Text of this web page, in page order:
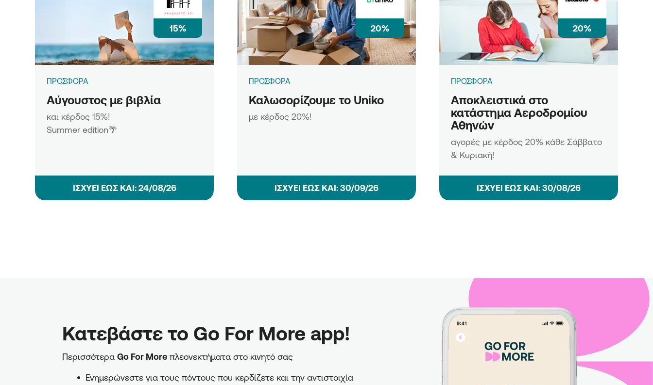
15%
ΠΡΟΣΦΟΡΑ
Αύγουστος με βιβλία
και κέρδος 15%!
Summer edition🌴
ΙΣΧΥΕΙ ΕΩΣ ΚΑΙ: 24/08/26
20%
ΠΡΟΣΦΟΡΑ
Καλωσορίζουμε το Uniko
με κέρδος 20%!
ΙΣΧΥΕΙ ΕΩΣ ΚΑΙ: 30/09/26
20%
ΠΡΟΣΦΟΡΑ
Αποκλειστικά στο
κατάστημα Αεροδρομίου
Αθηνών
αγορές με κέρδος 20% κάθε Σάββατο
& Κυριακή!
ΙΣΧΥΕΙ ΕΩΣ ΚΑΙ: 30/08/26
Κατεβάστε το Go For More app!
Περισσότερα Go For More πλεονεκτήματα στο κινητό σας
Ενημερώνεστε για τους πόντους που κερδίζετε και την αντιστοιχία